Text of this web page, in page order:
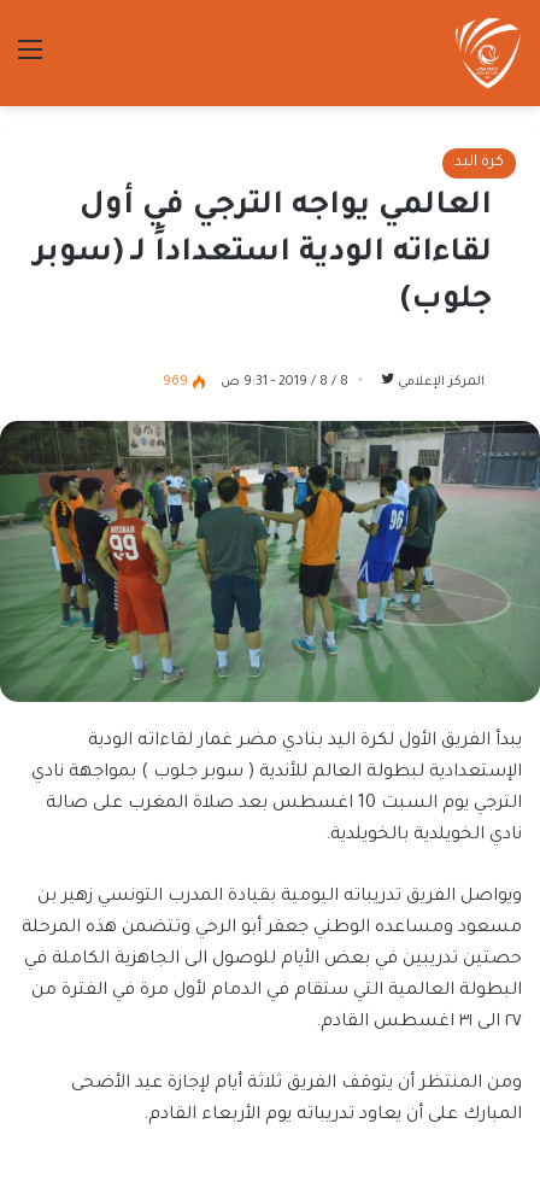
كرة اليد
العالمي يواجه الترجي في أول
لقاءاته الودية استعداداً لـ (سوبر
جلوب)
المركز الإعلامي
تابع
تويتر
8 / 8 / 2019 - 9:31 ص 969
يبدأ الفريق الأول لكرة اليد بنادي مضر غمار لقاءاته الودية
الإستعدادية لبطولة العالم للأندية ( سوبر جلوب ) بمواجهة نادي
الترجي يوم السبت 10 اغسطس بعد صلاة المغرب على صالة
نادي الخويلدية بالخويلدية.
ويواصل الفريق تدريباته اليومية بقيادة المدرب التونسي زهير بن
مسعود ومساعده الوطني جعفر أبو الرحي وتتضمن هذه المرحلة
حصتين تدريبين في بعض الأيام للوصول الى الجاهزية الكاملة في
البطولة العالمية التي ستقام في الدمام لأول مرة في الفترة من
٢٧ الى ٣١ اغسطس القادم.
ومن المنتظر أن يتوقف الفريق ثلاثة أيام لإجازة عيد الأضحى
المبارك على أن يعاود تدريباته يوم الأربعاء القادم.